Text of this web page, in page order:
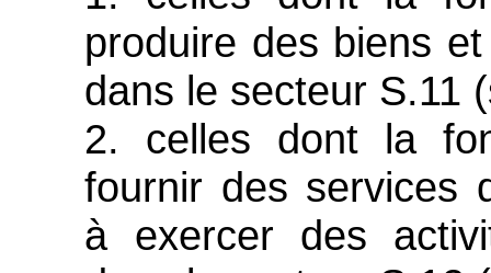
produire des biens
dans le secteur S.11
2. celles dont la
fournir des services
à exercer des